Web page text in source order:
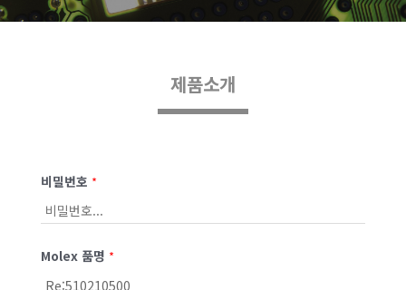
제품소개
비밀번호 *
Molex 품명 *